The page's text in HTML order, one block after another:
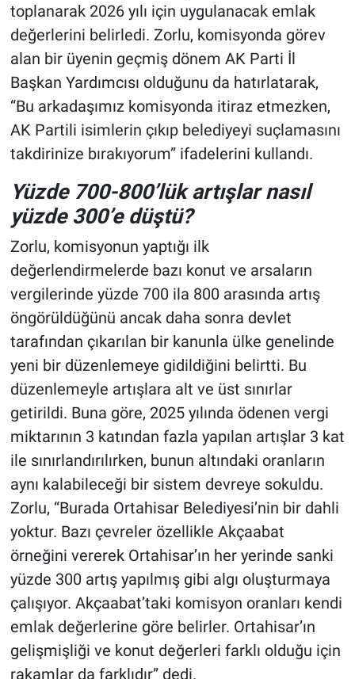
toplanarak 2026 yılı için uygulanacak emlak
değerlerini belirledi. Zorlu, komisyonda görev
alan bir üyenin geçmiş dönem AK Parti İl
Başkan Yardımcısı olduğunu da hatırlatarak,
“Bu arkadaşımız komisyonda itiraz etmezken,
AK Partili isimlerin çıkıp belediyeyi suçlamasını
takdirinize bırakıyorum” ifadelerini kullandı.
Yüzde 700-800’lük artışlar nasıl
yüzde 300’e düştü?
Zorlu, komisyonun yaptığı ilk
değerlendirmelerde bazı konut ve arsaların
vergilerinde yüzde 700 ila 800 arasında artış
öngörüldüğünü ancak daha sonra devlet
tarafından çıkarılan bir kanunla ülke genelinde
yeni bir düzenlemeye gidildiğini belirtti. Bu
düzenlemeyle artışlara alt ve üst sınırlar
getirildi. Buna göre, 2025 yılında ödenen vergi
miktarının 3 katından fazla yapılan artışlar 3 kat
ile sınırlandırılırken, bunun altındaki oranların
aynı kalabileceği bir sistem devreye sokuldu.
Zorlu, “Burada Ortahisar Belediyesi’nin bir dahli
yoktur. Bazı çevreler özellikle Akçaabat
örneğini vererek Ortahisar’ın her yerinde sanki
yüzde 300 artış yapılmış gibi algı oluşturmaya
çalışıyor. Akçaabat’taki komisyon oranları kendi
emlak değerlerine göre belirler. Ortahisar’ın
gelişmişliği ve konut değerleri farklı olduğu için
rakamlar da farklıdır” dedi.